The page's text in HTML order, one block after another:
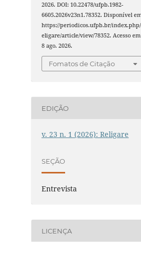
2026. DOI: 10.22478/ufpb.1982-
6605.2026v23n1.78352. Disponível
https://periodicos.ufpb.br/
eligare/article/view/78352. Acesso
8 ago. 2026.
Fomatos de Citação
EDIÇÃO
v. 23 n. 1 (2026): Religare
SEÇÃO
Entrevista
LICENÇA